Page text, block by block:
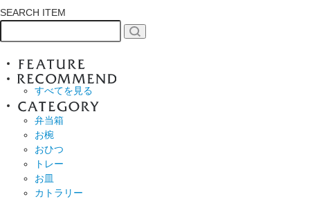
SEARCH ITEM
すべてを見る
弁当箱
お椀
おひつ
トレー
お皿
カトラリー